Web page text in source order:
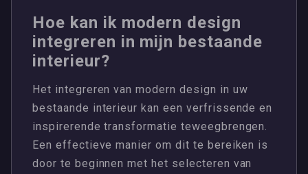
Hoe kan ik modern design
integreren in mijn bestaande
interieur?
Het integreren van modern design in uw
bestaande interieur kan een verfrissende en
inspirerende transformatie teweegbrengen.
Een effectieve manier om dit te bereiken is
door te beginnen met het selecteren van